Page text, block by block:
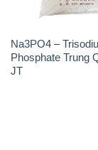
Na3PO4 –
Phosphate Trung
JT